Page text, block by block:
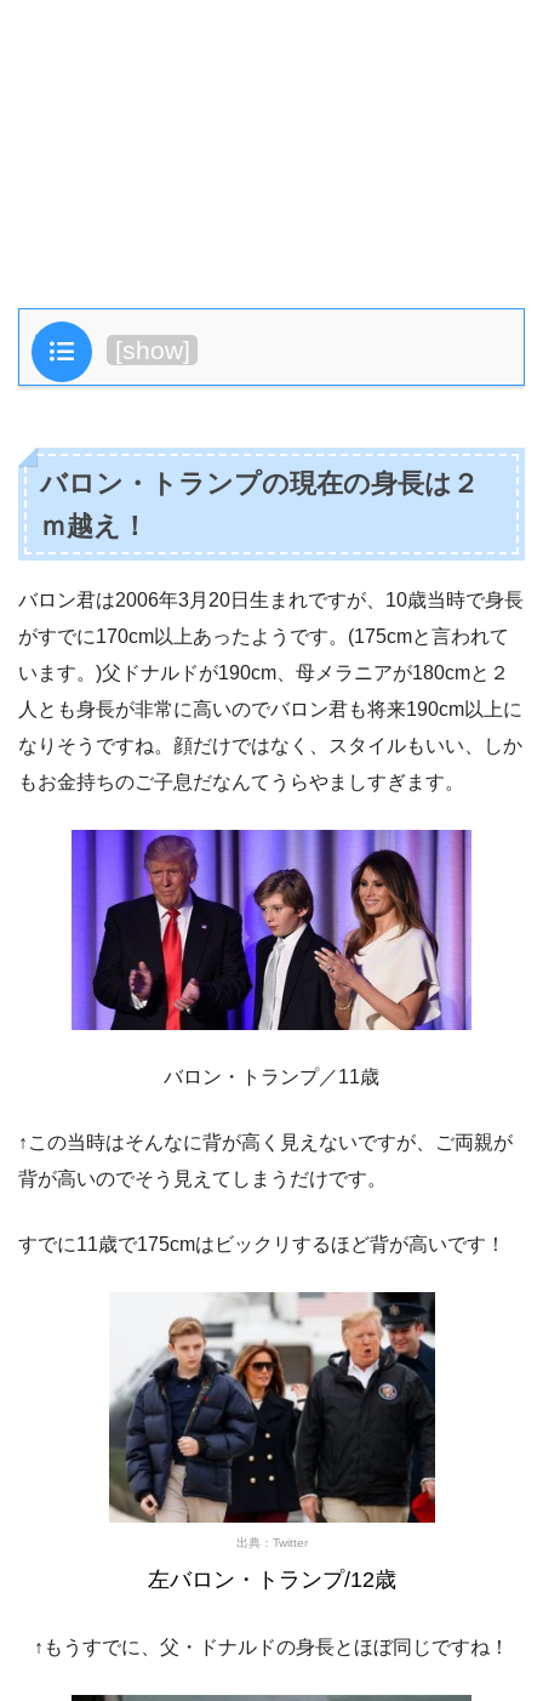
目次 [show]
バロン・トランプの現在の身長は２
ｍ越え！
バロン君は2006年3月20日生まれですが、10歳当時で身長
がすでに170cm以上あったようです。(175cmと言われて
います。)父ドナルドが190cm、母メラニアが180cmと２
人とも身長が非常に高いのでバロン君も将来190cm以上に
なりそうですね。顔だけではなく、スタイルもいい、しか
もお金持ちのご子息だなんてうらやましすぎます。
バロン・トランプ／11歳
↑この当時はそんなに背が高く見えないですが、ご両親が
背が高いのでそう見えてしまうだけです。
すでに11歳で175cmはビックリするほど背が高いです！
出典：Twitter
左バロン・トランプ/12歳
↑もうすでに、父・ドナルドの身長とほぼ同じですね！